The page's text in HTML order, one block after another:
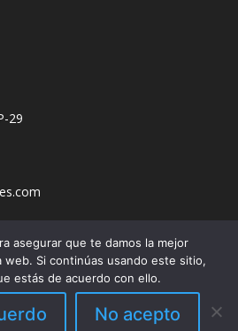
29
asegurar que te damos la mejor
Si continúas usando este sitio,
estás de acuerdo con ello.
No acepto